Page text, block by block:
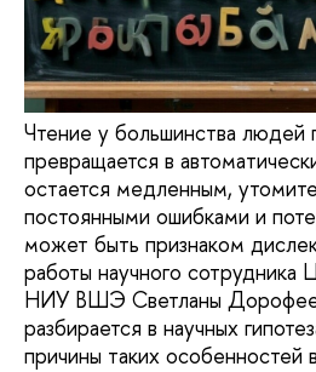
Чтение у большинства людей
превращается в
остается медленным,
постоянными ошибками и
может быть признаком
работы научного сотрудника
НИУ ВШЭ Светланы
разбирается в научных
причины таких особенностей